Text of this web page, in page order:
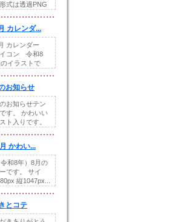
式は透過PNG
カレンダ...
カレンダー
イコン 令和8
イラストで
お知らせ
お知らせテン
す。 かわいい
ト入りです。
かわい...
和8年）8月の
です。 サイ
縦1047px...
とコテ